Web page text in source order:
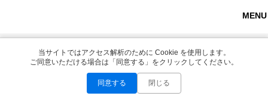
Copyright © 2026
当サイトではアクセス解析のために Cookie を使用します。
ご同意いただける場合は「同意する」をクリックしてください。
同意する 閉じる